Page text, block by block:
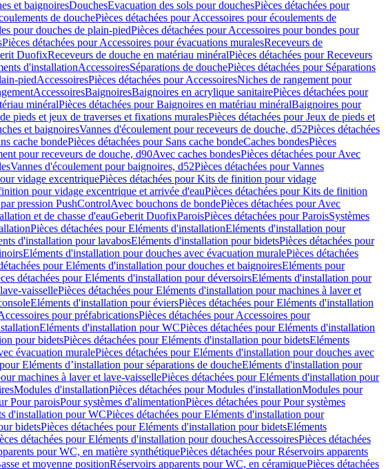
et baignoiresDouchesEvacuation des sols pour douchesPièces détachées pour
de douchePièces détachées pour Accessoires pour écoulements de
pour douches de plain-piedPièces détachées pour Accessoires pour bondes pour
Pièces détachées pour Accessoires pour évacuations muralesReceveurs de
DuofixReceveurs de douche en matériau minéralPièces détachées pour Receveurs
d'installationAccessoiresSéparations de douchePièces détachées pour Séparations
piedAccessoiresPièces détachées pour AccessoiresNiches de rangement pour
AccessoiresBaignoiresBaignoires en acrylique sanitairePièces détachées pour
minéralPièces détachées pour Baignoires en matériau minéralBaignoires pour
pieds et jeux de traverses et fixations muralesPièces détachées pour Jeux de pieds et
et baignoiresVannes d'écoulement pour receveurs de douche, d52Pièces détachées
cache bondePièces détachées pour Sans cache bondeCaches bondesPièces
pour receveurs de douche, d90Avec caches bondesPièces détachées pour Avec
Vannes d'écoulement pour baignoires, d52Pièces détachées pour Vannes
vidage excentriquePièces détachées pour Kits de finition pour vidage
pour vidage excentrique et arrivée d'eauPièces détachées pour Kits de finition
pression PushControlAvec bouchons de bondePièces détachées pour Avec
et de chasse d'eauGeberit DuofixParoisPièces détachées pour ParoisSystèmes
Pièces détachées pour Eléments d'installationEléments d'installation pour
d'installation pour lavabosEléments d'installation pour bidetsPièces détachées pour
Eléments d'installation pour douches avec évacuation muralePièces détachées
pour Eléments d'installation pour douches et baignoiresEléments pour
détachées pour Eléments d'installation pour déversoirsEléments d'installation pour
vaissellePièces détachées pour Eléments d'installation pour machines à laver et
Eléments d'installation pour éviersPièces détachées pour Eléments d'installation
pour préfabricationsPièces détachées pour Accessoires pour
Eléments d'installation pour WCPièces détachées pour Eléments d'installation
pour bidetsPièces détachées pour Eléments d'installation pour bidetsEléments
évacuation muralePièces détachées pour Eléments d'installation pour douches avec
Eléments d’installation pour séparations de doucheEléments d'installation pour
machines à laver et lave-vaissellePièces détachées pour Eléments d'installation pour
Modules d'installationPièces détachées pour Modules d'installationModules pour
Pour paroisPour systèmes d'alimentationPièces détachées pour Pour systèmes
d'installation pour WCPièces détachées pour Eléments d'installation pour
bidetsPièces détachées pour Eléments d'installation pour bidetsEléments
détachées pour Eléments d'installation pour douchesAccessoiresPièces détachées
pour WC, en matière synthétiquePièces détachées pour Réservoirs apparents
et moyenne positionRéservoirs apparents pour WC, en céramiquePièces détachées